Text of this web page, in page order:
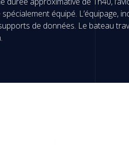
équipé. L’équipage,
de données. Le bateau